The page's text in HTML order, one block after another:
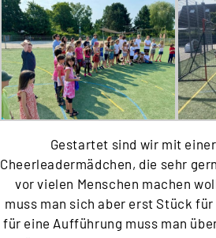
Gestartet sind wir mit
Cheerleadermädchen, die sehr
vor vielen Menschen machen
muss man sich aber erst Stück
für eine Aufführung muss man